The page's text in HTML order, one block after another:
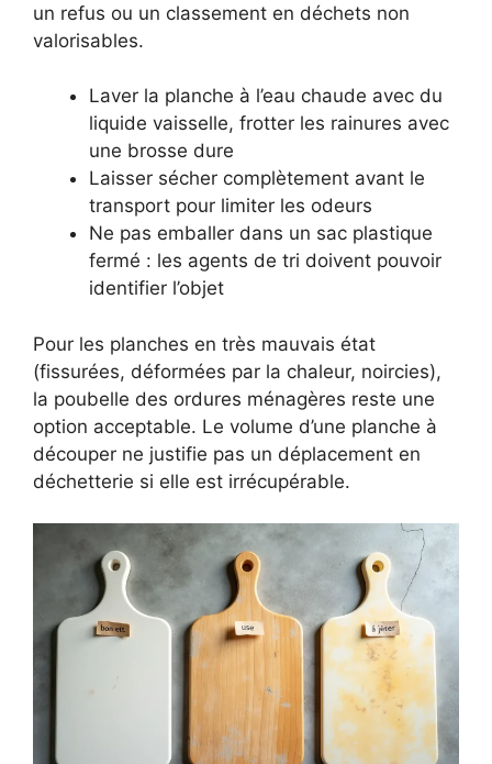
un refus ou un classement en déchets non
valorisables.
Laver la planche à l’eau chaude avec du
liquide vaisselle, frotter les rainures avec
une brosse dure
Laisser sécher complètement avant le
transport pour limiter les odeurs
Ne pas emballer dans un sac plastique
fermé : les agents de tri doivent pouvoir
identifier l’objet
Pour les planches en très mauvais état
(fissurées, déformées par la chaleur, noircies),
la poubelle des ordures ménagères reste une
option acceptable. Le volume d’une planche à
découper ne justifie pas un déplacement en
déchetterie si elle est irrécupérable.